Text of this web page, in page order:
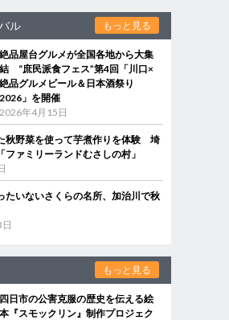
ル もっと見る
絶品屋台グルメが全国各地から大集
結 “庶民派食フェス”第4回「川口×
絶品グルメビール＆日本酒祭り
2026」を開催
2026年4月15日
秋野菜を使って芋煮作りを体験 埼
ファミリーランドむさしの村」
たいないさくらの名所、加治川で秋
もっと見る
四日市の公害克服の歴史を伝える絵
本『スモックリン』制作プロジェク